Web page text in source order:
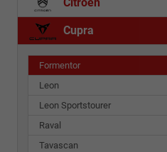
Citroën
Cupra
Formentor
Leon
Leon Sportstourer
Raval
Tavascan